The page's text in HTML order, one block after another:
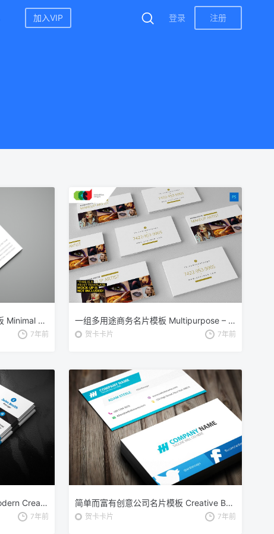
加入VIP 登录 注册
极简主义风格企业名片设计模板 Minimal Business Card Template
7年前
一组多用途商务名片模板 Multipurpose – Business Card 66
贺卡卡片 7年前
企业现代创意商务名片模板 Modern Creative Business Card
7年前
简单而富有创意公司名片模板 Creative Business Card Template
贺卡卡片 7年前